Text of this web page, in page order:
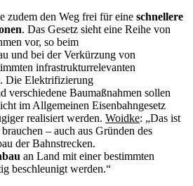
zudem den Weg frei für eine schnellere
. Das Gesetz sieht eine Reihe von
vor, so beim
und bei der Verkürzung von
infrastrukturrelevanten
Die Elektrifizierung
verschiedene Baumaßnahmen sollen
im Allgemeinen Eisenbahngesetz
realisiert werden. Woidke: „Das ist
– auch aus Gründen des
der Bahnstrecken.
an Land mit einer bestimmten
beschleunigt werden.“